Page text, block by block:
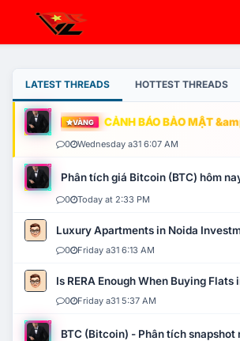
LATEST THREADS HOTTEST THREADS
VÀNG CẢNH BÁO BẢO MẬT
0 Wednesday a31 6:07 AM
Phân tích giá Bitcoin (BTC) hôm
0 Today at 2:33 PM
Luxury Apartments in Noida
0 Friday a31 6:13 AM
Is RERA Enough When Buying Flats
0 Friday a31 5:37 AM
BTC (Bitcoin) - Phân tích